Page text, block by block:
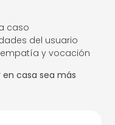
caso
del usuario
empatía y vocación
casa sea más